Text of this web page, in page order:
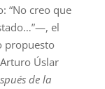
“No creo que
el
propuesto
Úslar
de la